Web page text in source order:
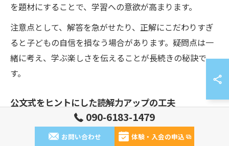
を題材にすることで、学習への意欲が高まります。
注意点として、解答を急がせたり、正解にこだわりすぎ
ると子どもの自信を損なう場合があります。疑問点は一
緒に考え、学ぶ楽しさを伝えることが長続きの秘訣で
す。
公文式をヒントにした読解力アップの工夫
公文式学習法では、個々の学力に合わせて段階的に教材
が用意されているため、無理なく読解力を高めることが
090-6183-1479
お問い合わせ 体験・入会の申込